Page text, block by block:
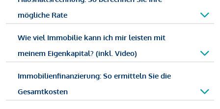
mögliche Rate
Wie viel Immobilie kann ich mir leisten mit
meinem Eigenkapital? (inkl. Video)
Immobilienfinanzierung: So ermitteln Sie die
Gesamtkosten